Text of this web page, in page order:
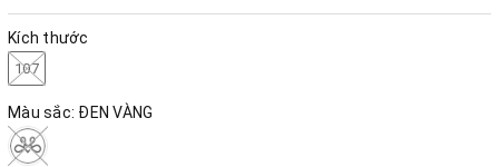
Kích thước
107
Màu sắc: ĐEN VÀNG